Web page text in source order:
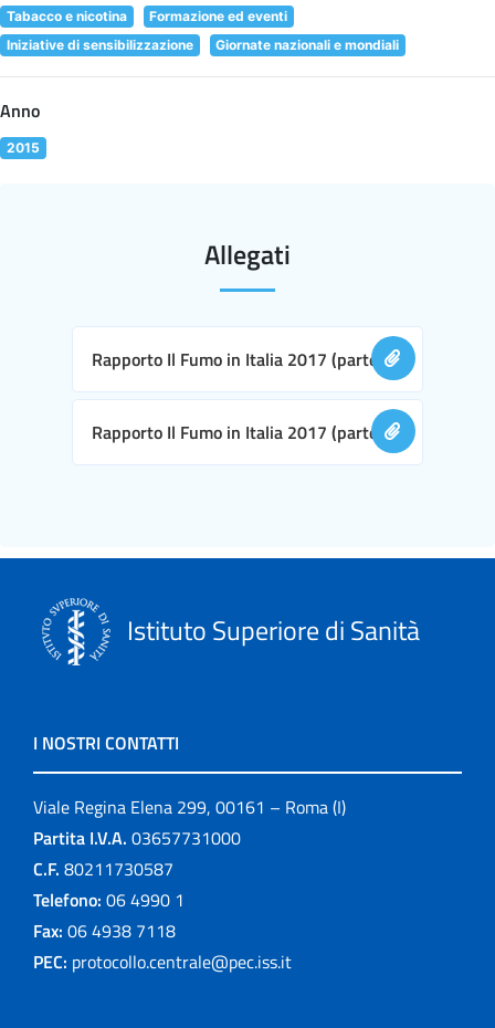
Tabacco e nicotina
Formazione ed eventi
Iniziative di sensibilizzazione
Giornate nazionali e mondiali
Anno
2015
Allegati
Rapporto Il Fumo in Italia 2017 (parte I)
Rapporto Il Fumo in Italia 2017 (parte II)
Istituto Superiore di Sanità
I NOSTRI CONTATTI
Viale Regina Elena 299, 00161 – Roma (I)
Partita I.V.A. 03657731000
C.F. 80211730587
Telefono: 06 4990 1
Fax: 06 4938 7118
PEC: protocollo.centrale@pec.iss.it